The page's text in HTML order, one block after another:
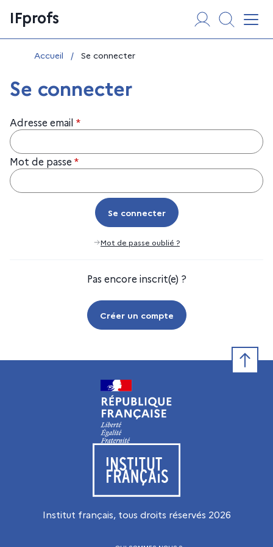
au
contenu
IFprofs
Vous êtes ici :
Accueil / Se connecter
Se connecter
Adresse email *
Mot de passe *
Se connecter
Se connecter
Mot de passe oublié ?
Pas encore inscrit(e) ?
Créer un compte
Visiter le site de l’Institut français
Institut français, tous droits réservés 2026